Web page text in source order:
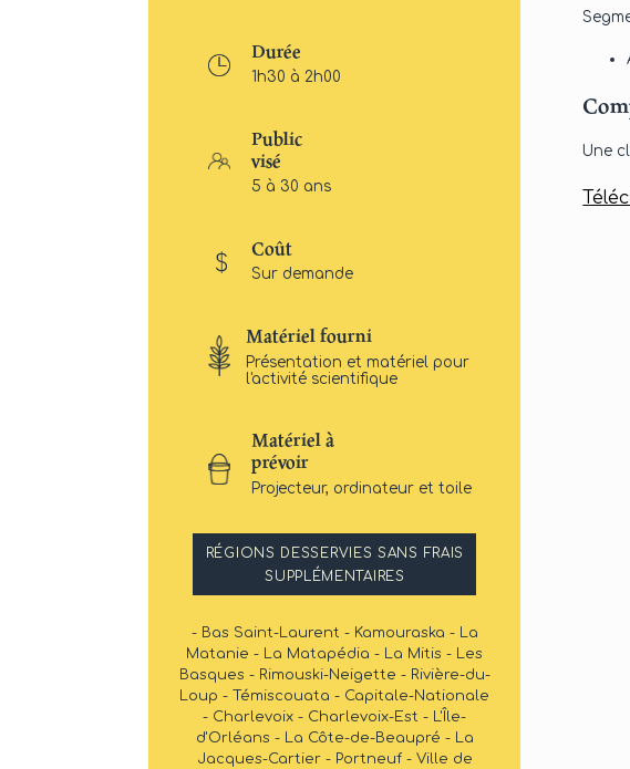
Durée
1h30 à 2h00
Public
visé
5 à 30 ans
Coût
Sur demande
Matériel fourni
Présentation et matériel pour
l'activité scientifique
Matériel à
prévoir
Projecteur, ordinateur et toile
RÉGIONS DESSERVIES SANS FRAIS
SUPPLÉMENTAIRES
- Bas Saint-Laurent - Kamouraska - La
Matanie - La Matapédia - La Mitis - Les
Basques - Rimouski-Neigette - Rivière-du-
Loup - Témiscouata - Capitale-Nationale
- Charlevoix - Charlevoix-Est - L'Île-
d'Orléans - La Côte-de-Beaupré - La
Jacques-Cartier - Portneuf - Ville de
Une